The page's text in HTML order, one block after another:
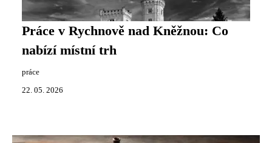
Práce v Rychnově nad Kněžnou: Co
nabízí místní trh
práce
22. 05. 2026